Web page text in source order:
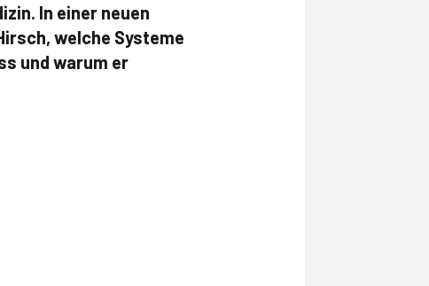
In einer neuen
welche Systeme
und warum er